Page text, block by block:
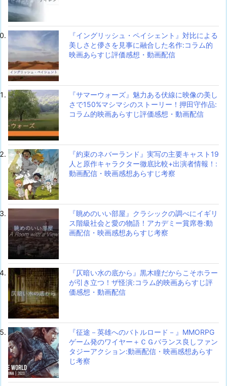
『イングリッシュ・ペイシェント』対比による
美しさと儚さを見事に融合した名作:コラム的
映画あらすじ評価感想・動画配信
『サマーウォーズ』魅力ある伏線に映像の美し
さで150%マシマシのストーリー！押田守作品:
コラム的映画あらすじ評価感想・動画配信
『約束のネバーランド』実写の主要キャスト19
人と原作キャラクター徹底比較+出演者情報！:
動画配信・映画感想あらすじ考察
『眺めのいい部屋』クラシックの調べにイギリ
ス階級社会と愛の物語！アカデミー賞席巻:動
画配信・映画感想あらすじ考察
『仄暗い水の底から』黒木瞳だからこそホラー
が引き立つ！ザ怪演:コラム的映画あらすじ評
価感想・動画配信
『征途－英雄へのバトルロード－』MMORPG
ゲーム発のワイヤー＋ＣＧバランス良しファン
タジーアクション:動画配信・映画感想あらす
じ考察